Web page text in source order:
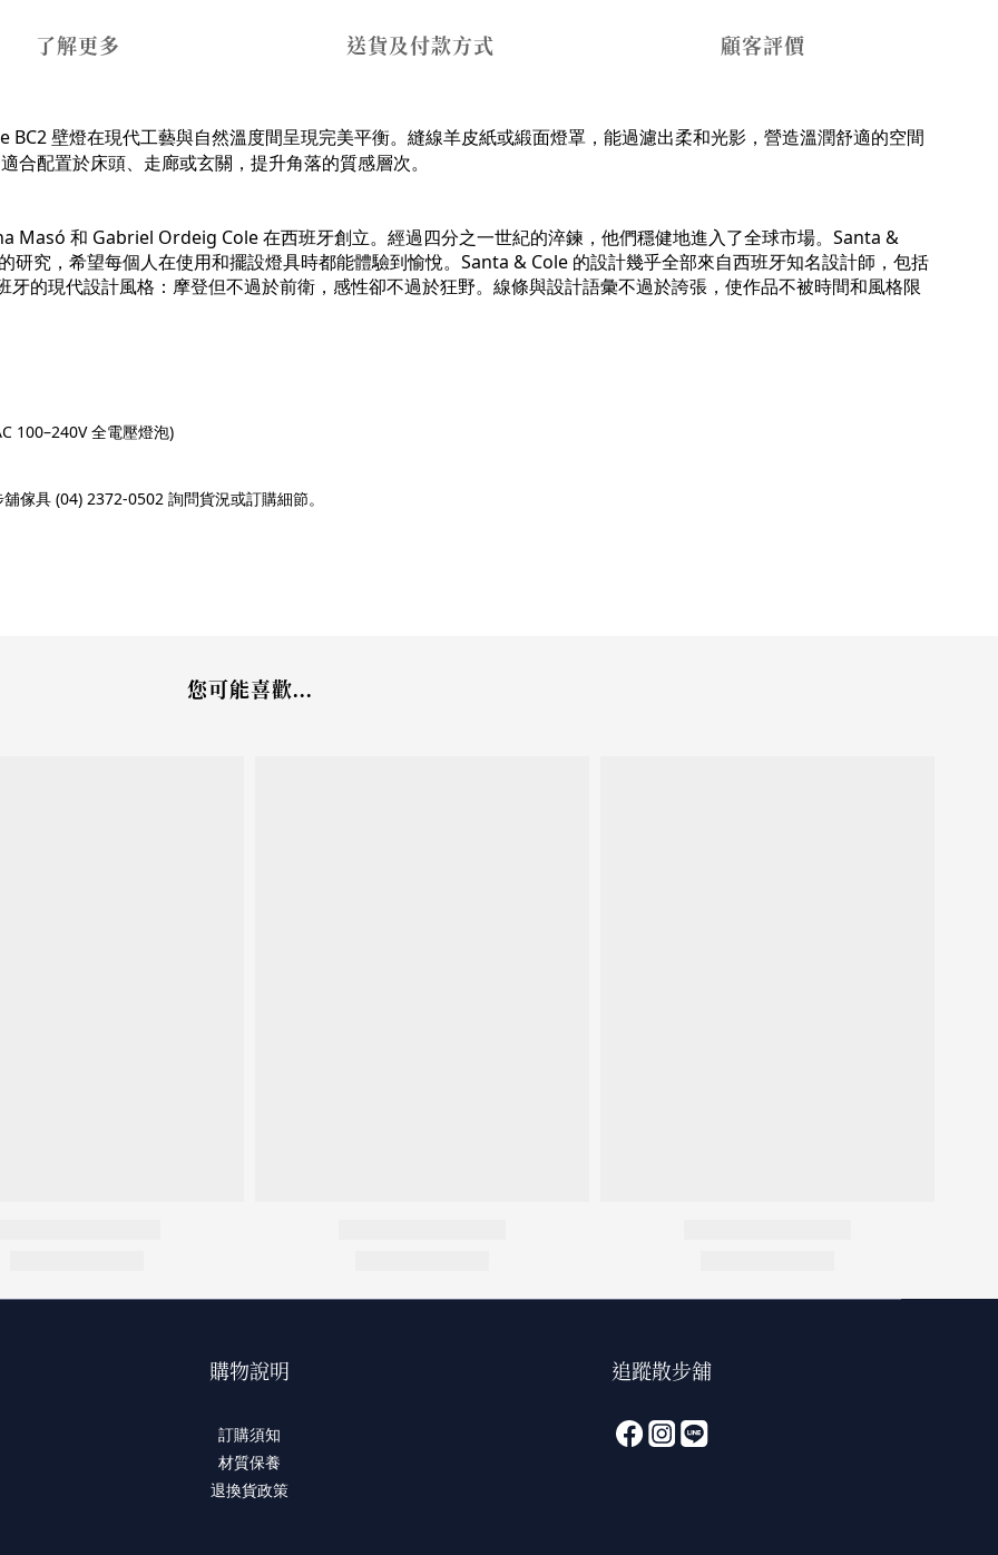
了解更多 送貨及付款方式 顧客評價
壁燈在現代工藝與自然溫度間呈現完美平衡。縫線羊皮紙或緞面燈罩，能過濾出柔和光影，營造溫潤舒適的空間
配置於床頭、走廊或玄關，提升角落的質感層次。
Masó 和 Gabriel Ordeig Cole 在西班牙創立。經過四分之一世紀的淬鍊，他們穩健地進入了全球市場。Santa &
研究，希望每個人在使用和擺設燈具時都能體驗到愉悅。Santa & Cole 的設計幾乎全部來自西班牙知名設計師，包括
的現代設計風格：摩登但不過於前衛，感性卻不過於狂野。線條與設計語彙不過於誇張，使作品不被時間和風格限
100–240V 全電壓燈泡)
傢具 (04) 2372-0502 詢問貨況或訂購細節。
您可能喜歡...
購物說明
訂購須知
材質保養
退換貨政策
追蹤散步舖